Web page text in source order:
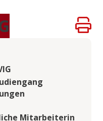
Mitarbeiterin